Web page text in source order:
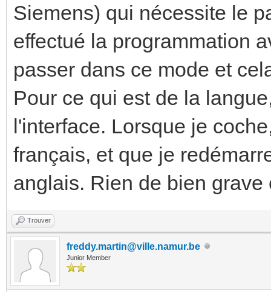
Siemens) qui nécessite le
effectué la programmation
passer dans ce mode et
Pour ce qui est de la
l'interface. Lorsque je
français, et que je
anglais. Rien de bien grave
Trouver
freddy.martin@ville.namur.be
Junior Member